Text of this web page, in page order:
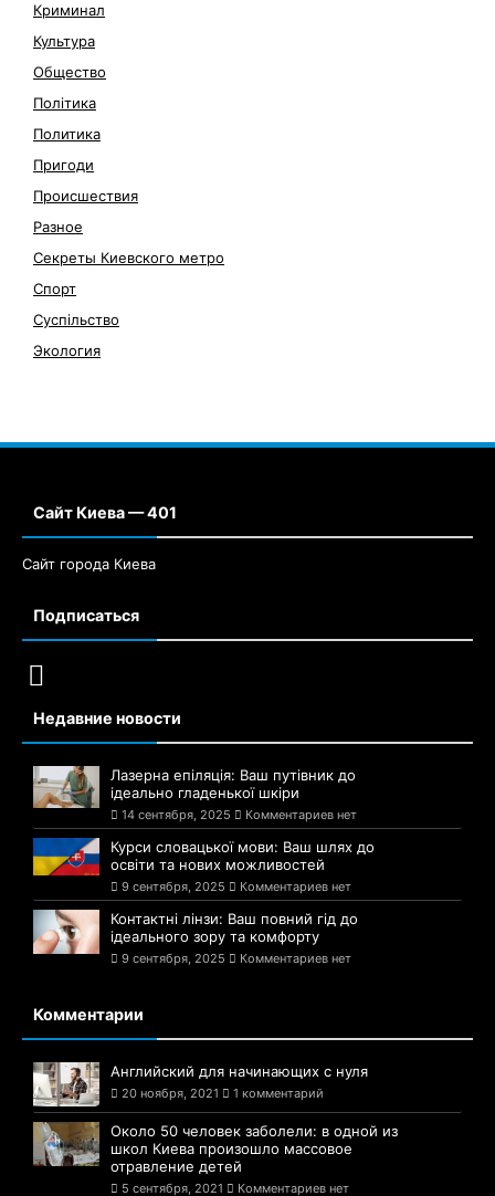
Криминал
Культура
Общество
Політика
Политика
Пригоди
Происшествия
Разное
Секреты Киевского метро
Спорт
Суспільство
Экология
Сайт Киева — 401
Сайт города Киева
Подписаться
Недавние новости
Лазерна епіляція: Ваш путівник до
ідеально гладенької шкіри
14 сентября, 2025 Комментариев нет
Курси словацької мови: Ваш шлях до
освіти та нових можливостей
9 сентября, 2025 Комментариев нет
Контактні лінзи: Ваш повний гід до
ідеального зору та комфорту
9 сентября, 2025 Комментариев нет
Комментарии
Английский для начинающих с нуля
20 ноября, 2021 1 комментарий
Около 50 человек заболели: в одной из
школ Киева произошло массовое
отравление детей
5 сентября, 2021 Комментариев нет